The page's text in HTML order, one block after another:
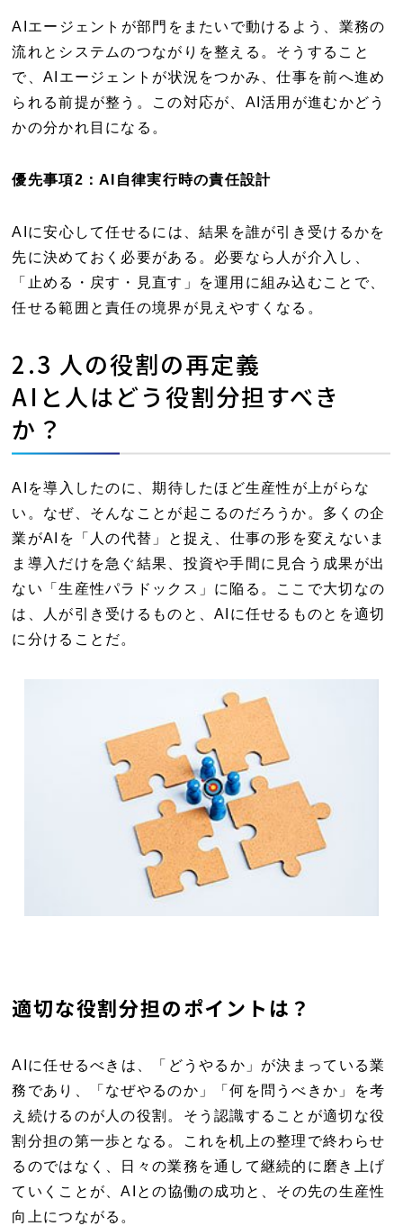
AIエージェントが部門をまたいで動けるよう、業務の
流れとシステムのつながりを整える。そうすること
で、AIエージェントが状況をつかみ、仕事を前へ進め
られる前提が整う。この対応が、AI活用が進むかどう
かの分かれ目になる。
優先事項2：AI自律実行時の責任設計
AIに安心して任せるには、結果を誰が引き受けるかを
先に決めておく必要がある。必要なら人が介入し、
「止める・戻す・見直す」を運用に組み込むことで、
任せる範囲と責任の境界が見えやすくなる。
2.3 人の役割の再定義
AIと人はどう役割分担すべき
か？
AIを導入したのに、期待したほど生産性が上がらな
い。なぜ、そんなことが起こるのだろうか。多くの企
業がAIを「人の代替」と捉え、仕事の形を変えないま
ま導入だけを急ぐ結果、投資や手間に見合う成果が出
ない「生産性パラドックス」に陥る。ここで大切なの
は、人が引き受けるものと、AIに任せるものとを適切
に分けることだ。
適切な役割分担のポイントは？
AIに任せるべきは、「どうやるか」が決まっている業
務であり、「なぜやるのか」「何を問うべきか」を考
え続けるのが人の役割。そう認識することが適切な役
割分担の第一歩となる。これを机上の整理で終わらせ
るのではなく、日々の業務を通して継続的に磨き上げ
ていくことが、AIとの協働の成功と、その先の生産性
向上につながる。